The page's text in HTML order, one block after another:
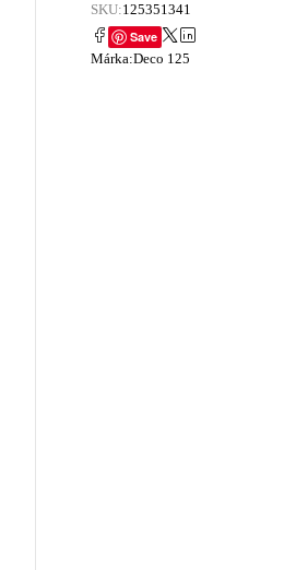
SKU:125351341
Save
Márka:Deco 125